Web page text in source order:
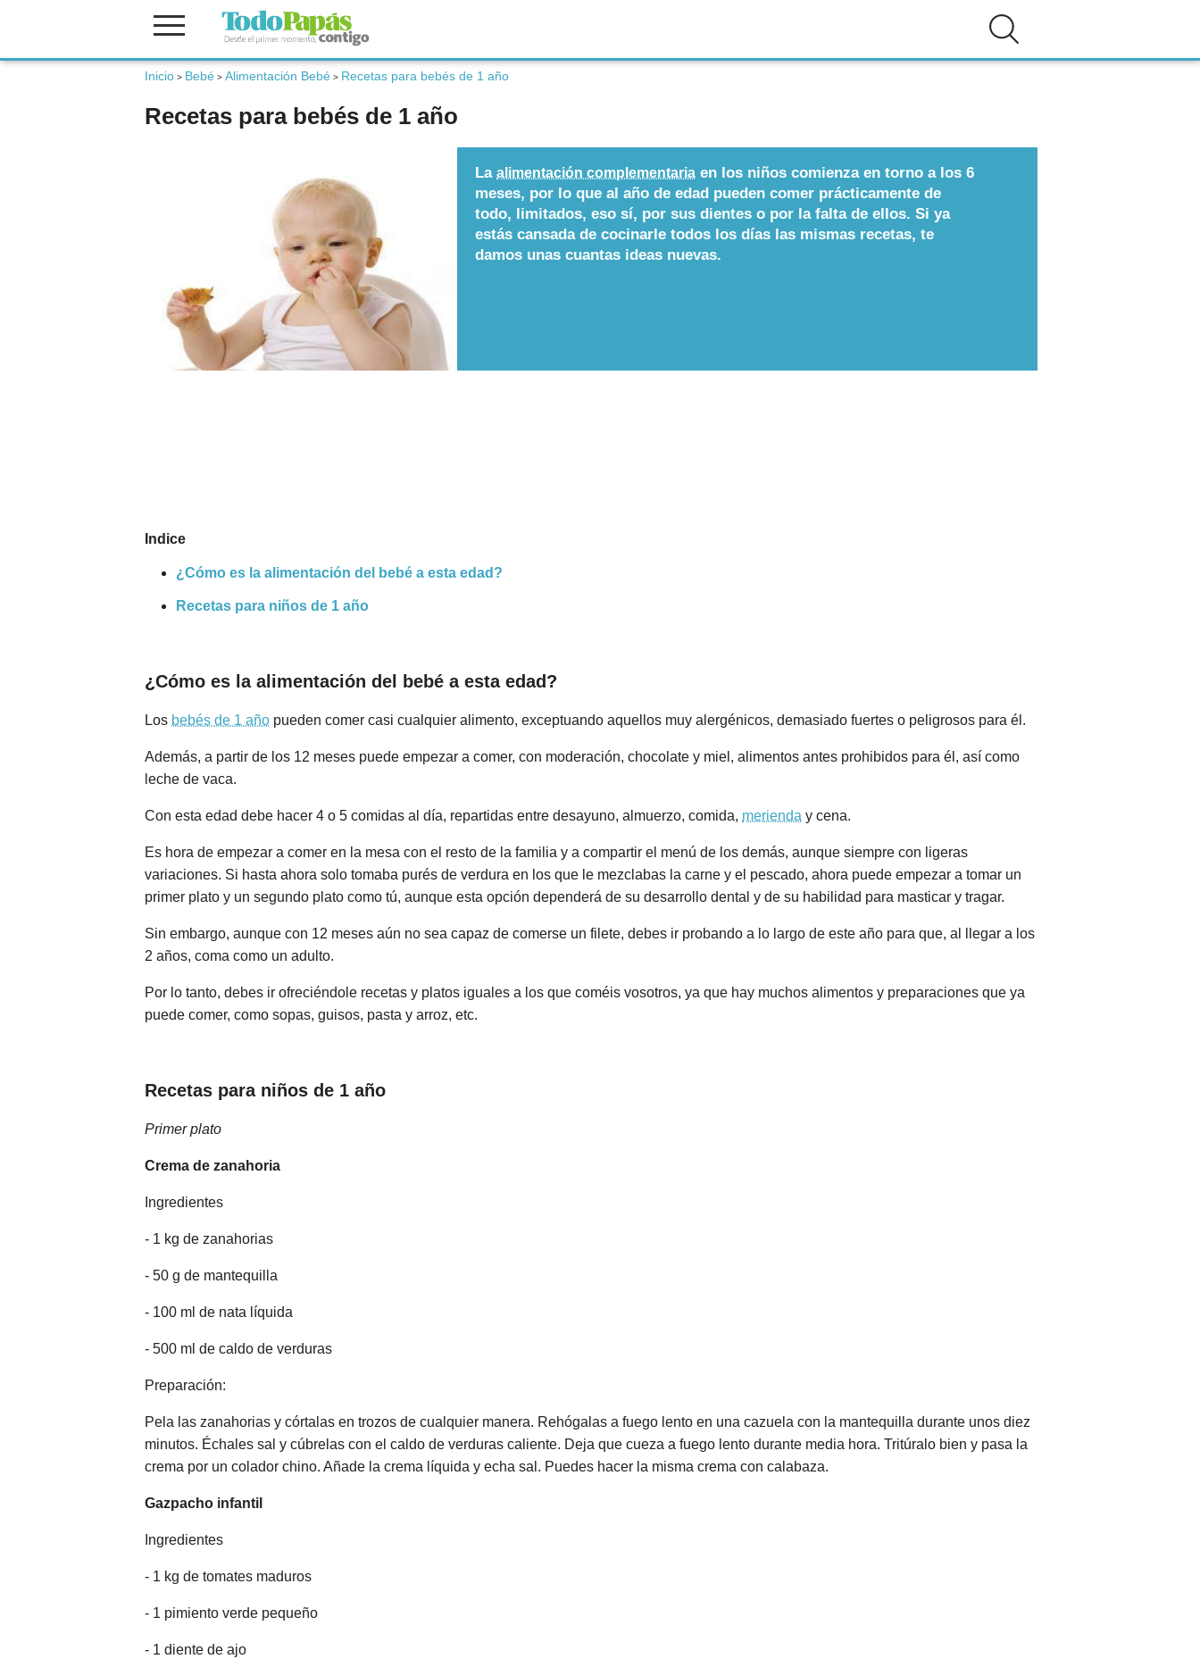
Inicio > Bebé > Alimentación Bebé > Recetas para bebés de 1 año
Recetas para bebés de 1 año
La alimentación complementaria en los niños comienza en torno a los 6
meses, por lo que al año de edad pueden comer prácticamente de
todo, limitados, eso sí, por sus dientes o por la falta de ellos. Si ya
estás cansada de cocinarle todos los días las mismas recetas, te
damos unas cuantas ideas nuevas.
Indice
¿Cómo es la alimentación del bebé a esta edad?
Recetas para niños de 1 año
¿Cómo es la alimentación del bebé a esta edad?
Los bebés de 1 año pueden comer casi cualquier alimento, exceptuando aquellos muy alergénicos, demasiado fuertes o peligrosos para él.
Además, a partir de los 12 meses puede empezar a comer, con moderación, chocolate y miel, alimentos antes prohibidos para él, así como
leche de vaca.
Con esta edad debe hacer 4 o 5 comidas al día, repartidas entre desayuno, almuerzo, comida, merienda y cena.
Es hora de empezar a comer en la mesa con el resto de la familia y a compartir el menú de los demás, aunque siempre con ligeras
variaciones. Si hasta ahora solo tomaba purés de verdura en los que le mezclabas la carne y el pescado, ahora puede empezar a tomar un
primer plato y un segundo plato como tú, aunque esta opción dependerá de su desarrollo dental y de su habilidad para masticar y tragar.
Sin embargo, aunque con 12 meses aún no sea capaz de comerse un filete, debes ir probando a lo largo de este año para que, al llegar a los
2 años, coma como un adulto.
Por lo tanto, debes ir ofreciéndole recetas y platos iguales a los que coméis vosotros, ya que hay muchos alimentos y preparaciones que ya
puede comer, como sopas, guisos, pasta y arroz, etc.
Recetas para niños de 1 año
Primer plato
Crema de zanahoria
Ingredientes
- 1 kg de zanahorias
- 50 g de mantequilla
- 100 ml de nata líquida
- 500 ml de caldo de verduras
Preparación:
Pela las zanahorias y córtalas en trozos de cualquier manera. Rehógalas a fuego lento en una cazuela con la mantequilla durante unos diez
minutos. Échales sal y cúbrelas con el caldo de verduras caliente. Deja que cueza a fuego lento durante media hora. Tritúralo bien y pasa la
crema por un colador chino. Añade la crema líquida y echa sal. Puedes hacer la misma crema con calabaza.
Gazpacho infantil
Ingredientes
- 1 kg de tomates maduros
- 1 pimiento verde pequeño
- 1 diente de ajo